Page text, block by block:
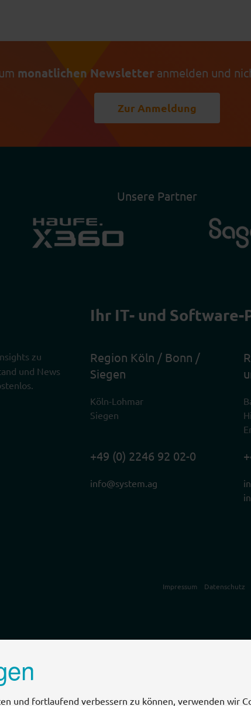
monatlichen Newsletter anmelden und
Zur Anmeldung
Unsere Partner
zu
und News
Ihr IT- und
Region Köln / Bonn /
Siegen
Köln-Lohmar
Siegen
+49 (0) 2246 92 02-0
info@system.ag
Impressum Datenschutz
und fortlaufend verbessern zu können, verwenden wir